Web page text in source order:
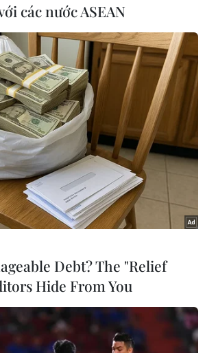
cấp #Vắcxin
#COVID-19
chức Y tế Thế giới
#WHO
các nước ASEAN
Debt? The "Relief
Hide From You